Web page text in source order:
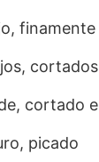
cortado
picado